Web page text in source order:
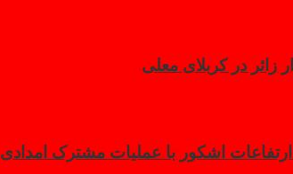
ارتفاعات اشکور با عملیات مشترک امدادی